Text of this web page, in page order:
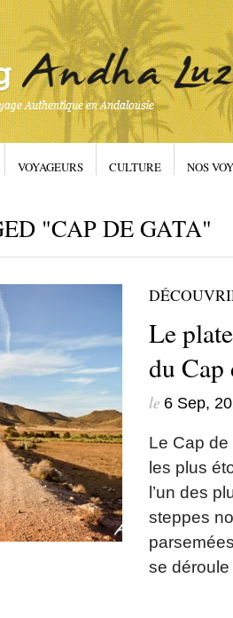
VOYAGEURS CULTURE NOS
"CAP DE GATA"
Le
du Cap
le 6 Sep,
Le Cap
les plus
l’un des
steppes
se déroule